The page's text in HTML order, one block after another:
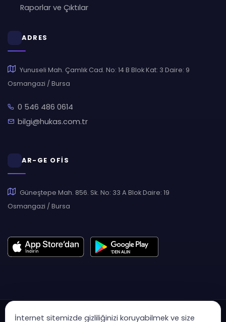
Raporlar ve Çıktılar
ADRES
Yunuseli Mah. Çamlık Cad. No: 14 B Blok Kat: 3 Daire: 9
Osmangazi / Bursa
0 546 486 0614
bilgi@hukas.com.tr
AR-GE OFİS
Güneştepe Mah. 856. Sk. No: 33 A Blok Daire: 19
Osmangazi / Bursa
İnternet sitemizde gizliliğinizi koruyabilmek ve size